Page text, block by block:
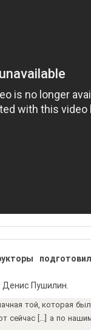
Денис Пушилин.
той, которая
сейчас [...] а по